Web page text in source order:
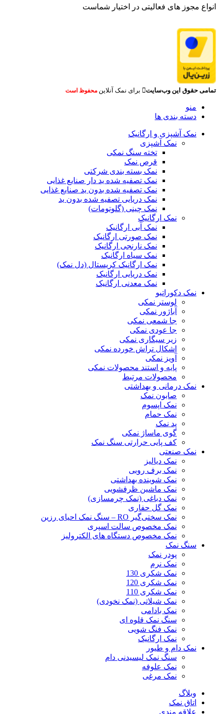
انواع مجوز های فعالیتی در اختیار شماست
تمامی حقوق این وب‌سایت برای نمک آنلاین محفوظ است
منو
دسته بندی ها
نمک آشپزی و ارگانیک
نمک آشپزی
تخته سنگ نمکی
قرص نمک
نمک بسته بندی شرکتی
نمک تصفیه شده ید دار صنایع غذایی
نمک تصفیه شده بدون ید صنایع غذایی
نمک دریایی تصفیه شده بدون ید
نمک چینی (گلوتومات)
نمک ارگانیک
نمک آبی ارگانیک
نمک صورتی ارگانیک
نمک نارنجی ارگانیک
نمک سیاه ارگانیک
نمک ارگانیک کریستال (دل نمک)
نمک دریایی ارگانیک
نمک معدنی ارگانیک
نمک دکوراتیو
لوستر نمکی
آباژور نمکی
جا شمعی نمکی
جا عودی نمکی
زیر سیگاری نمکی
اشکال تراش خورده نمکی
آویز نمکی
پایه و استند محصولات نمکی
محصولات مرتبط
نمک درمانی و بهداشتی
صابون نمک
نمک اپسوم
نمک حمام
پد نمک
گوی ماساژ نمکی
کف پایی حرارتی سنگ نمک
نمک صنعتی
نمک دیالیز
نمک برف روبی
نمک شوینده بهداشتی
نمک ماشین ظرفشویی
نمک دباغی (نمک چرمسازی)
نمک گل حفاری
نمک سختی‌گیر RO – سنگ نمک احیای رزین
نمک مخصوص سالت اسپری
نمک مخصوص دستگاه های الکترولیز
سنگ نمک
پودر نمک
نمک نرم
نمک شکری 130
نمک شکری 120
نمک شکری 110
نمک شیلاتی (نمک نخودی)
نمک بادامی
سنگ نمک قلوه ای
نمک فنگ شویی
نمک ارگانیک
نمک دام و طیور
سنگ نمک لیسیدنی دام
نمک علوفه
نمک مرغی
وبلاگ
اتاق نمک
علاقه مندی